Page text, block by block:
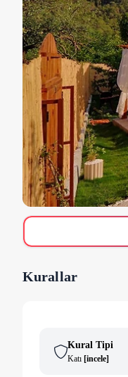
Kurallar
Kural Tipi
Katı [i̇ncele]